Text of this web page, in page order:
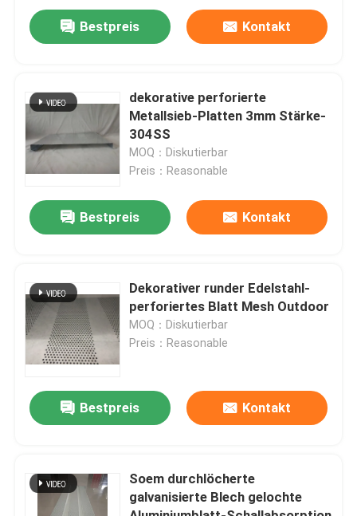
Produkte
Über uns
Fabrik-Ausflug
Treten Sie mit uns in Verbindung
Fordern Sie ein Zitat
Vorgefertigtes Stahllager
Rockwool-Sandwich-Platte
Bestpreis Kontakt
dekorative perforierte
Metallsieb-Platten 3mm Stärke-
304SS
MOQ：Diskutierbar
Preis：Reasonable
Bestpreis Kontakt
Dekorativer runder Edelstahl-
perforiertes Blatt Mesh Outdoor
MOQ：Diskutierbar
Preis：Reasonable
Bestpreis Kontakt
Soem durchlöcherte
galvanisierte Blech gelochte